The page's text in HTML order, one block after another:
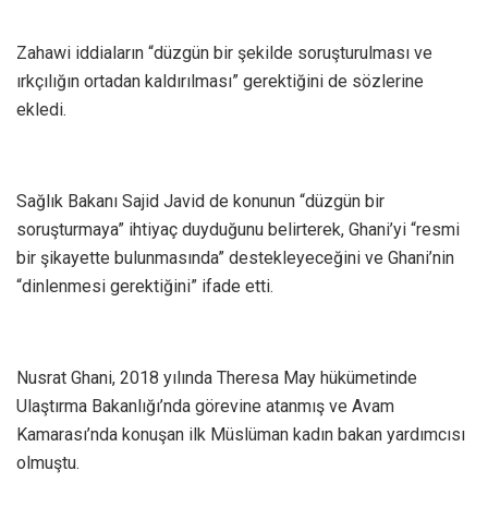
Zahawi iddiaların “düzgün bir şekilde soruşturulması ve
ırkçılığın ortadan kaldırılması” gerektiğini de sözlerine
ekledi.
Sağlık Bakanı Sajid Javid de konunun “düzgün bir
soruşturmaya” ihtiyaç duyduğunu belirterek, Ghani’yi “resmi
bir şikayette bulunmasında” destekleyeceğini ve Ghani’nin
“dinlenmesi gerektiğini” ifade etti.
Nusrat Ghani, 2018 yılında Theresa May hükümetinde
Ulaştırma Bakanlığı’nda görevine atanmış ve Avam
Kamarası’nda konuşan ilk Müslüman kadın bakan yardımcısı
olmuştu.